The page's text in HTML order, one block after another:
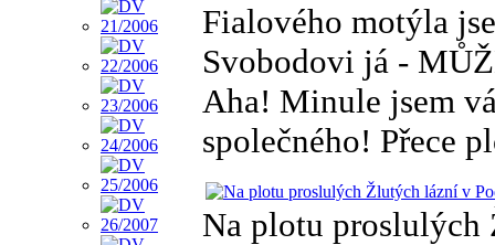
Fialového motýla
Svobodovi já -
Aha! Minule jsem
společného! Přece
Na plotu